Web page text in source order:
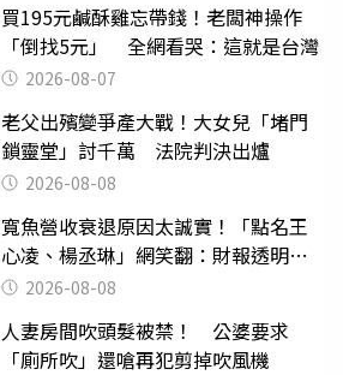
買195元鹹酥雞忘帶錢！老闆神操作
「倒找5元」 全網看哭：這就是台灣
2026-08-07
老父出殯變爭產大戰！大女兒「堵門
鎖靈堂」討千萬 法院判決出爐
2026-08-08
寬魚營收衰退原因太誠實！「點名王
心凌、楊丞琳」網笑翻：財報透明度
滿分2026-08-08
人妻房間吹頭髮被禁！ 公婆要求
「廁所吹」還嗆再犯剪掉吹風機